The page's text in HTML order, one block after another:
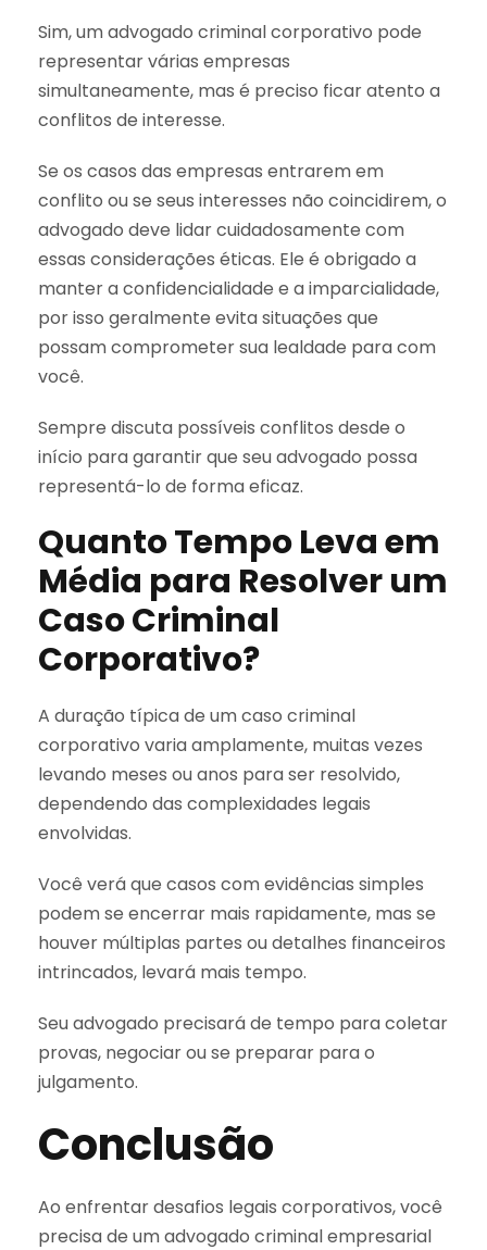
Sim, um advogado criminal corporativo pode
representar várias empresas
simultaneamente, mas é preciso ficar atento a
conflitos de interesse.
Se os casos das empresas entrarem em
conflito ou se seus interesses não coincidirem, o
advogado deve lidar cuidadosamente com
essas considerações éticas. Ele é obrigado a
manter a confidencialidade e a imparcialidade,
por isso geralmente evita situações que
possam comprometer sua lealdade para com
você.
Sempre discuta possíveis conflitos desde o
início para garantir que seu advogado possa
representá-lo de forma eficaz.
Quanto Tempo Leva em
Média para Resolver um
Caso Criminal
Corporativo?
A duração típica de um caso criminal
corporativo varia amplamente, muitas vezes
levando meses ou anos para ser resolvido,
dependendo das complexidades legais
envolvidas.
Você verá que casos com evidências simples
podem se encerrar mais rapidamente, mas se
houver múltiplas partes ou detalhes financeiros
intrincados, levará mais tempo.
Seu advogado precisará de tempo para coletar
provas, negociar ou se preparar para o
julgamento.
Conclusão
Ao enfrentar desafios legais corporativos, você
precisa de um advogado criminal empresarial